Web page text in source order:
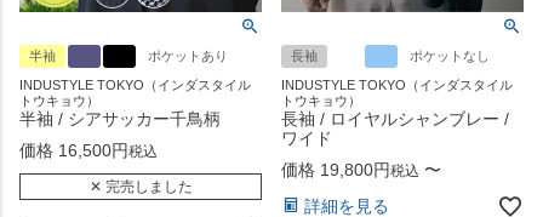
半袖
ポケットあり
INDUSTYLE TOKYO（インダスタイル
トウキョウ）
半袖 / シアサッカー千鳥柄
価格 16,500 税込
✕ 完売しました
長袖
ポケットなし
INDUSTYLE TOKYO（インダスタイル
トウキョウ）
長袖 / ロイヤルシャンブレー /
ワイド
価格 19,800 税込 〜
詳細を見る